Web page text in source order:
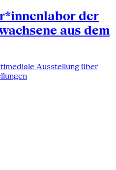
der
aus dem
Ausstellung über